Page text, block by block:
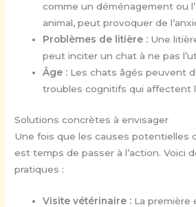
comme un déménagement ou
animal, peut provoquer de
Problèmes de litière : Une
peut inciter un chat à ne pas
Âge : Les chats âgés peuvent
troubles cognitifs qui affectent
Solutions concrètes à envisager
Une fois que les causes potentielles
est temps de passer à l’action. Voici
pratiques :
Visite vétérinaire : La première